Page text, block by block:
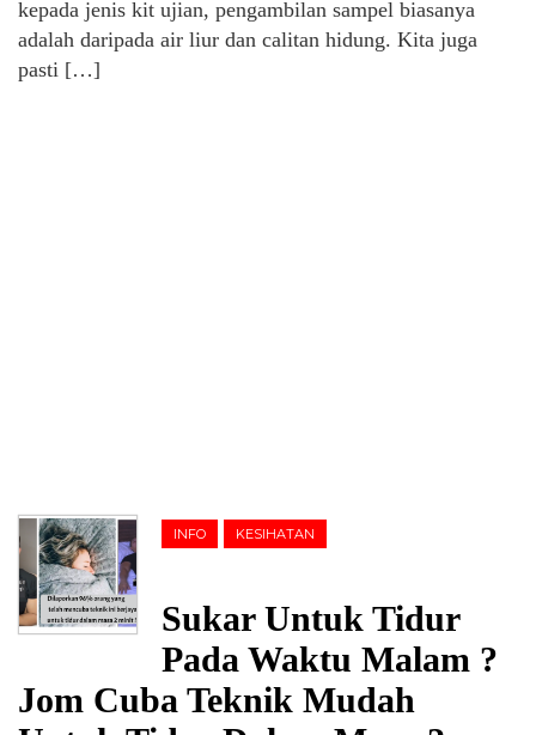
kepada jenis kit ujian, pengambilan sampel biasanya
adalah daripada air liur dan calitan hidung. Kita juga
pasti […]
INFO KESIHATAN
Sukar Untuk Tidur
Pada Waktu Malam ?
Jom Cuba Teknik Mudah